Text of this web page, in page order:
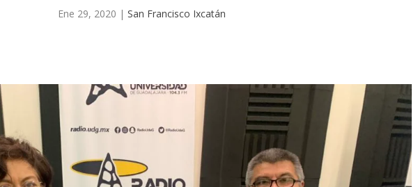
Ene 29, 2020 |San Francisco Ixcatán